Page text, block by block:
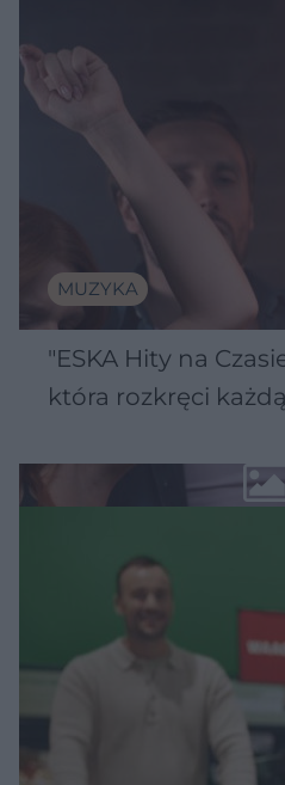
MUZYKA
"ESKA Hity na
która rozkręci